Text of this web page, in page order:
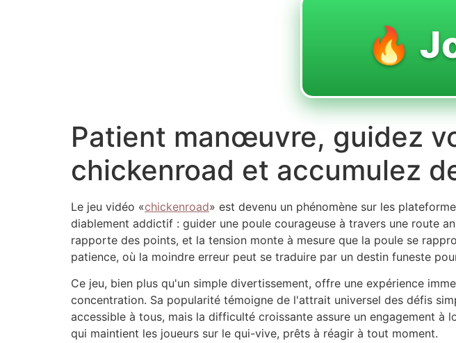
🔥
Patient manœuvre, guidez
chickenroad et accumulez
Le jeu vidéo «chickenroad» est devenu un phénomène sur les
diablement addictif : guider une poule courageuse à travers une route
rapporte des points, et la tension monte à mesure que la poule se
patience, où la moindre erreur peut se traduire par un destin funeste
Ce jeu, bien plus qu'un simple divertissement, offre une expérience
concentration. Sa popularité témoigne de l'attrait universel des défis
accessible à tous, mais la difficulté croissante assure un engagement
qui maintient les joueurs sur le qui-vive, prêts à réagir à tout moment.